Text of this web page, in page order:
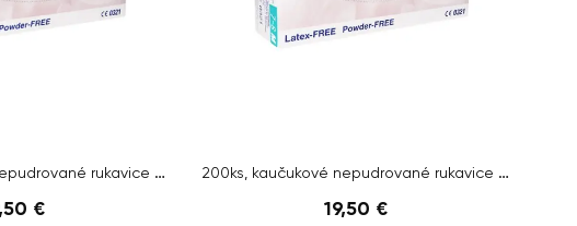
200ks, kaučukové nepudrované rukavice – veľkosť L
€
200ks, kaučukové nepudrované rukavice – veľkosť M
19,50 €